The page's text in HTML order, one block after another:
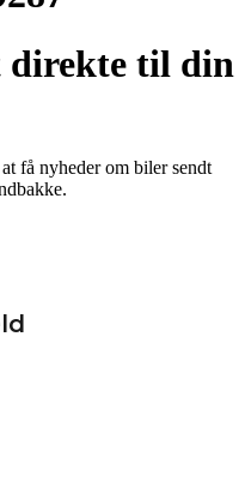
direkte til din
få nyheder om biler sendt